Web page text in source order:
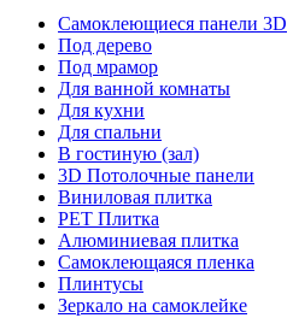
Самоклеющиеся панели 3D
Под дерево
Под мрамор
Для ванной комнаты
Для кухни
Для спальни
В гостиную (зал)
3D Потолочные панели
Виниловая плитка
PET Плитка
Алюминиевая плитка
Самоклеющаяся пленка
Плинтусы
Зеркало на самоклейке